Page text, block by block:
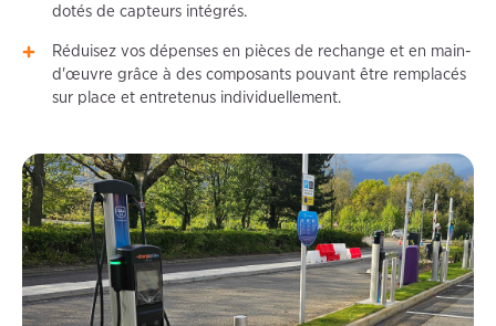
dotés de capteurs intégrés.
Réduisez vos dépenses en pièces de rechange et en main-
d'œuvre grâce à des composants pouvant être remplacés
sur place et entretenus individuellement.